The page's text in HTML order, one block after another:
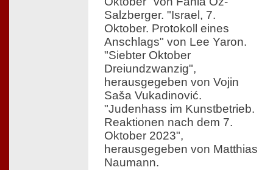
Salzberger. "Israel, 7.
Oktober. Protokoll eines
Anschlags" von Lee Yaron.
"Siebter Oktober
Dreiundzwanzig",
herausgegeben von Vojin
Saša Vukadinović.
"Judenhass im Kunstbetrieb.
Reaktionen nach dem 7.
Oktober 2023",
herausgegeben von Matthias
Naumann.